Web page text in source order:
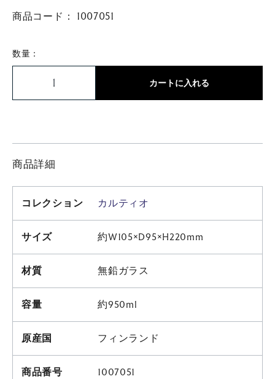
商品コード： 1007051
数量：
カートに入れる
商品詳細
コレクション カルティオ
サイズ 約W105×D95×H220mm
材質 無鉛ガラス
容量 約950ml
原産国 フィンランド
商品番号 1007051